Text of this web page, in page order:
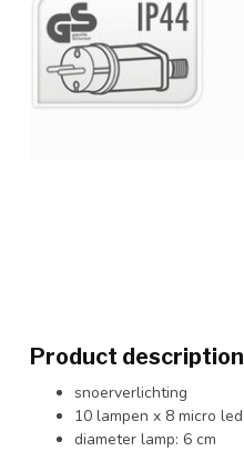
Product description
snoerverlichting
10 lampen x 8 micro led
diameter lamp: 6 cm